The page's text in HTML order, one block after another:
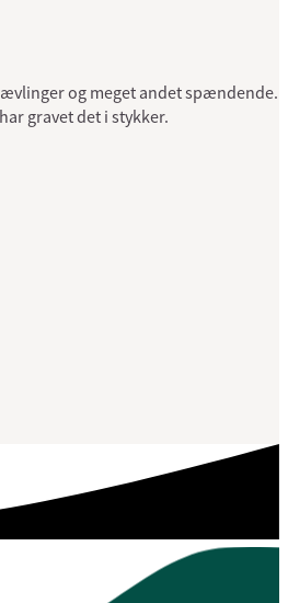
og meget andet spændende.
gravet det i stykker.